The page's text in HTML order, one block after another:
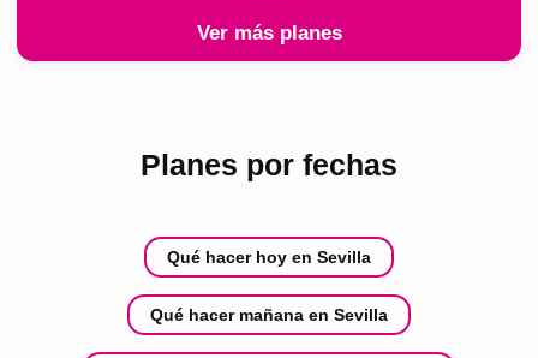
Ver más planes
Planes por fechas
Qué hacer hoy en Sevilla
Qué hacer mañana en Sevilla